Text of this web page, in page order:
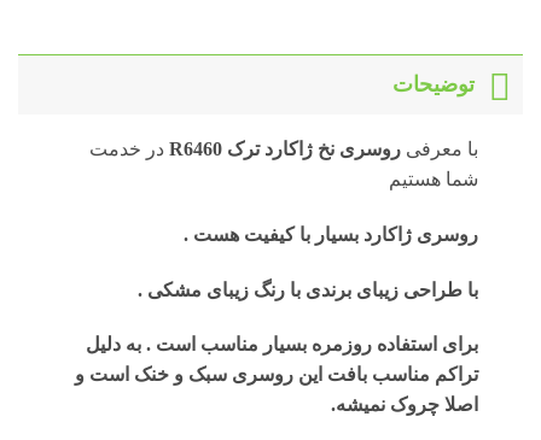
توضیحات
با معرفی روسری نخ ژاکارد ترک R6460
در خدمت
شما هستیم
روسری ژاکارد بسیار با کیفیت هست .
با طراحی زیبای برندی با رنگ زیبای مشکی .
برای استفاده روزمره بسیار مناسب است . به دلیل
تراکم مناسب بافت این روسری سبک و خنک است و
اصلا چروک نمیشه.